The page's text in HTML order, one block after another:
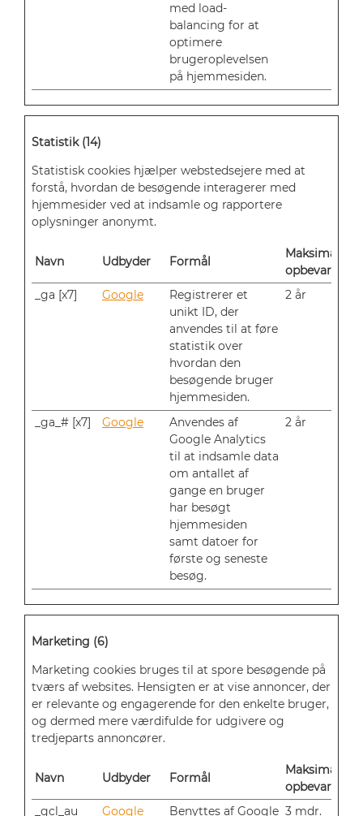
med load-
balancing for at
optimere
brugeroplevelsen
på hjemmesiden.
Statistik (14)
Statistisk cookies hjælper webstedsejere med at
forstå, hvordan de besøgende interagerer med
hjemmesider ved at indsamle og rapportere
oplysninger anonymt.
Navn Udbyder Formål
Maksimal
_ga [x7]
Google
Registrerer et
unikt ID, der
anvendes til at føre
statistik over
hvordan den
besøgende bruger
hjemmesiden.
2 år
_ga_# [x7] Google
Anvendes af
Google Analytics
til at indsamle data
om antallet af
gange en bruger
har besøgt
hjemmesiden
samt datoer for
første og seneste
besøg.
2 år
Marketing (6)
Marketing cookies bruges til at spore besøgende på
tværs af websites. Hensigten er at vise annoncer, der
er relevante og engagerende for den enkelte bruger,
og dermed mere værdifulde for udgivere og
tredjeparts annoncører.
Navn Udbyder Formål
Maksimal
_gcl_au
Google
Benyttes af Google 3 mdr.